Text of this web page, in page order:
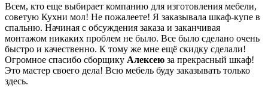
Всем, кто еще выбирает компанию для изготовления мебели,
советую Кухни мол! Не пожалеете! Я заказывала шкаф-купе в
спальню. Начиная с обсуждения заказа и заканчивая
монтажом никаких проблем не было. Все было сделано очень
быстро и качественно. К тому же мне ещё скидку сделали!
Огромное спасибо сборщику Алексею за прекрасный шкаф!
Это мастер своего дела! Всю мебель буду заказывать только
здесь.